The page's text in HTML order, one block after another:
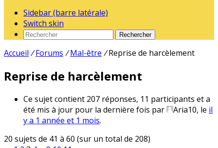
Sidebar (barre latérale)
Switch skin
Rechercher
Accueil / Forums / Mal-être / Reprise de harcèlement
Reprise de harcèlement
Ce sujet contient 207 réponses, 11 participants et a
été mis à jour pour la dernière fois par
Aria10, le il
y a 1 année et 1 mois.
20 sujets de 41 à 60 (sur un total de 208)